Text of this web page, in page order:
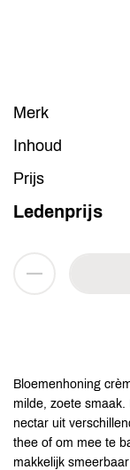
Merk
Inhoud
Prijs
Ledenprijs
Bloemenhoning
milde, zoete
nectar uit
thee of om mee te
makkelijk